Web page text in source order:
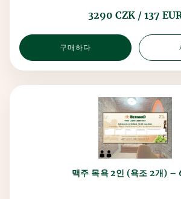
3290 CZK / 137
구매하다
맥주 목욕 2인 (욕조 2개) –